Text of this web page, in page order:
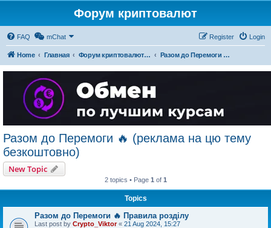
Форум криптовалют
FAQ mChat Login
Register
Home Главная Форум криптовалют українською Разом до Перемоги 🔥 (реклама на цю тему безкоштовно)
Разом до Перемоги 🔥 (реклама на цю тему
безкоштовно)
New Topic
2 topics • Page 1 of 1
Topics
Разом до Перемоги 🔥 Правила розділу
Last post by Crypto_Viktor« 21 Aug 2024, 15:27